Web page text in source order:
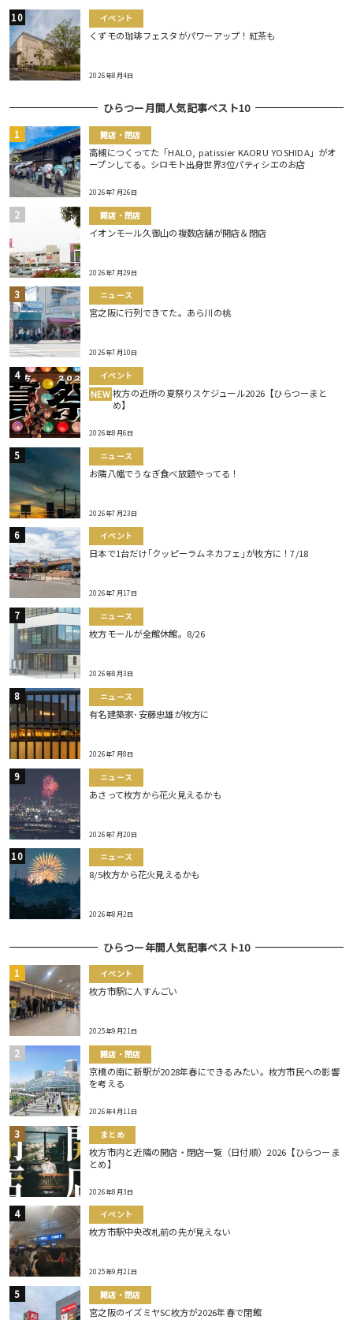
イベント
くずモの珈琲フェスタがパワーアップ！紅茶も
2026年8月4日
ひらつー月間人気記事ベスト10
開店・閉店
高槻につくってた「HALO, patissier KAORU YOSHIDA」がオ
ープンしてる。シロモト出身世界3位パティシエのお店
2026年7月26日
開店・閉店
イオンモール久御山の複数店舗が開店＆閉店
2026年7月29日
ニュース
宮之阪に行列できてた。あら川の桃
2026年7月10日
イベント
NEW 枚方の近所の夏祭りスケジュール2026【ひらつーまと
め】
2026年8月6日
ニュース
お隣八幡でうなぎ食べ放題やってる！
2026年7月23日
イベント
日本で1台だけ｢クッピーラムネカフェ｣が枚方に！7/18
2026年7月17日
ニュース
枚方モールが全館休館。8/26
2026年8月3日
ニュース
有名建築家･安藤忠雄が枚方に
2026年7月8日
ニュース
あさって枚方から花火見えるかも
2026年7月20日
ニュース
8/5枚方から花火見えるかも
2026年8月2日
ひらつー年間人気記事ベスト10
イベント
枚方市駅に人すんごい
2025年9月21日
開店・閉店
京橋の南に新駅が2028年春にできるみたい。枚方市民への影響
を考える
2026年4月11日
まとめ
枚方市内と近隣の開店・閉店一覧（日付順）2026【ひらつーま
とめ】
2026年8月3日
イベント
枚方市駅中央改札前の先が見えない
2025年9月21日
開店・閉店
宮之阪のイズミヤSC枚方が2026年春で閉館